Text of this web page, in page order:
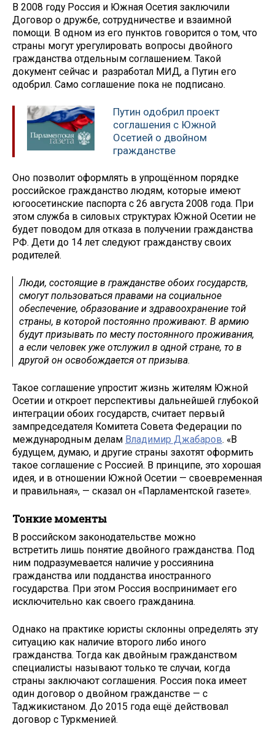
В 2008 году Россия и Южная Осетия заключили
Договор о дружбе, сотрудничестве и взаимной
помощи. В одном из его пунктов говорится о том, что
страны могут урегулировать вопросы двойного
гражданства отдельным соглашением. Такой
документ сейчас и разработал МИД, а Путин его
одобрил. Само соглашение пока не подписано.
Путин одобрил проект
соглашения с Южной
Осетией о двойном
гражданстве
Оно позволит оформлять в упрощённом порядке
российское гражданство людям, которые имеют
югоосетинские паспорта с 26 августа 2008 года. При
этом служба в силовых структурах Южной Осетии не
будет поводом для отказа в получении гражданства
РФ. Дети до 14 лет следуют гражданству своих
родителей.
Люди, состоящие в гражданстве обоих государств,
смогут пользоваться правами на социальное
обеспечение, образование и здравоохранение той
страны, в которой постоянно проживают. В армию
будут призывать по месту постоянного проживания,
а если человек уже отслужил в одной стране, то в
другой он освобождается от призыва.
Такое соглашение упростит жизнь жителям Южной
Осетии и откроет перспективы дальнейшей глубокой
интеграции обоих государств, считает первый
зампредседателя Комитета Совета Федерации по
международным делам Владимир Джабаров. «В
будущем, думаю, и другие страны захотят оформить
такое соглашение с Россией. В принципе, это хорошая
идея, и в отношении Южной Осетии — своевременная
и правильная», — сказал он «Парламентской газете».
Тонкие моменты
В российском законодательстве можно
встретить лишь понятие двойного гражданства. Под
ним подразумевается наличие у россиянина
гражданства или подданства иностранного
государства. При этом Россия воспринимает его
исключительно как своего гражданина.
Однако на практике юристы склонны определять эту
ситуацию как наличие второго либо иного
гражданства. Тогда как двойным гражданством
специалисты называют только те случаи, когда
страны заключают соглашения. Россия пока имеет
один договор о двойном гражданстве — с
Таджикистаном. До 2015 года ещё действовал
договор с Туркменией.